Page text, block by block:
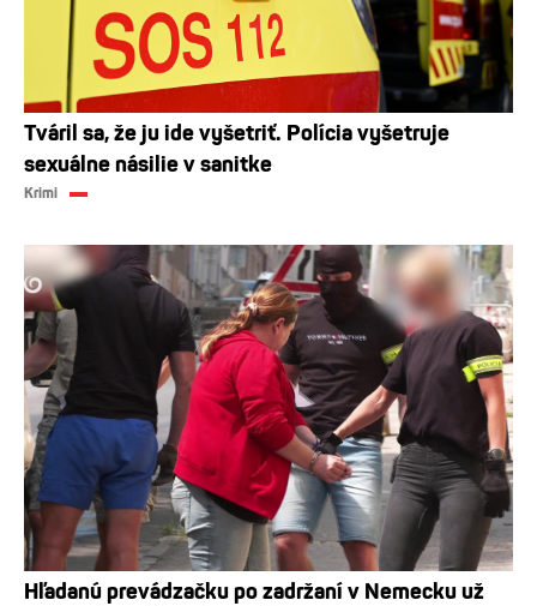
Tváril sa, že ju ide vyšetriť. Polícia vyšetruje
sexuálne násilie v sanitke
Krimi
Hľadanú prevádzačku po zadržaní v Nemecku už